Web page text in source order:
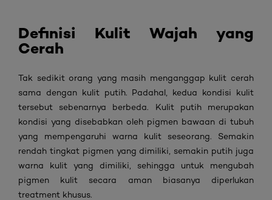
Definisi Kulit Wajah yang
Cerah
Tak sedikit orang yang masih menganggap kulit cerah
sama dengan kulit putih. Padahal, kedua kondisi kulit
tersebut sebenarnya berbeda. Kulit putih merupakan
kondisi yang disebabkan oleh pigmen bawaan di tubuh
yang mempengaruhi warna kulit seseorang. Semakin
rendah tingkat pigmen yang dimiliki, semakin putih juga
warna kulit yang dimiliki, sehingga untuk mengubah
pigmen kulit secara aman biasanya diperlukan
treatment khusus.